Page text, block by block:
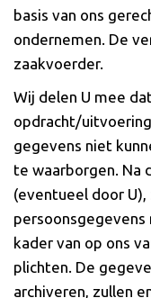
basis van ons
ondernemen. De
zaakvoerder.
Wij delen U mee
opdracht/
gegevens niet
te waarborgen. Na
(eventueel door
kader van op ons
plichten. De
archiveren, zullen